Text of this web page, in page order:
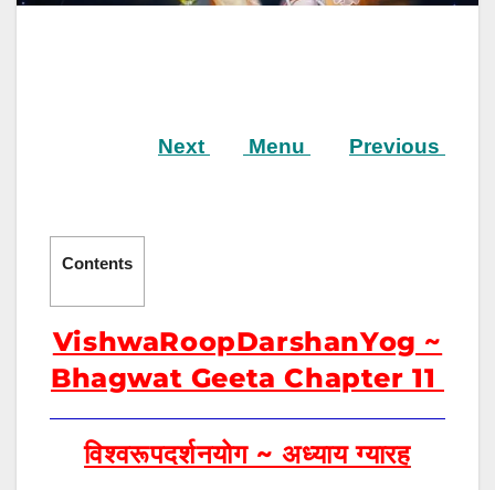
Next Menu Previous
Contents
VishwaRoopDarshanYog ~
Bhagwat Geeta Chapter 11
विश्वरूपदर्शनयोग ~ अध्याय ग्यारह